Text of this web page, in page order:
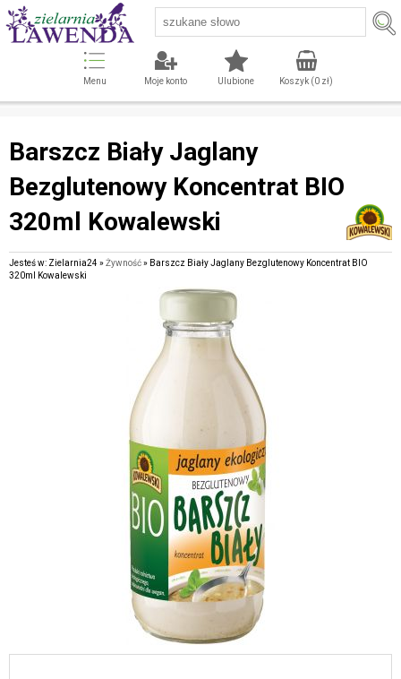
Menu Moje konto Ulubione Koszyk (0zł)
Barszcz Biały Jaglany
Bezglutenowy Koncentrat BIO
320ml Kowalewski
Jesteś w: Zielarnia24 »Żywność» Barszcz Biały Jaglany Bezglutenowy Koncentrat BIO
320ml Kowalewski